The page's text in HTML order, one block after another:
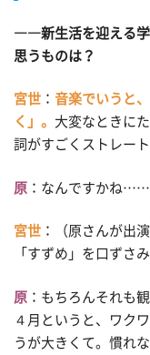
――新生活を迎える学
思うものは？
宮世 ： 音楽でいうと
く」。 大変なときに
詞がすごくストレー
原 ：なんですかね……
宮世 ：（原さんが出
「すずめ」を口ずさ
原 ：もちろんそれも
４月というと、ワク
うが大きくて。慣れ